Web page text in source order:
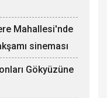
Mahallesi'nde
sineması
Gökyüzüne